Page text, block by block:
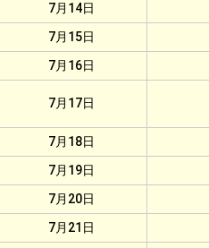
7月14日
7月15日
7月16日
7月17日
7月18日
7月19日
7月20日
7月21日